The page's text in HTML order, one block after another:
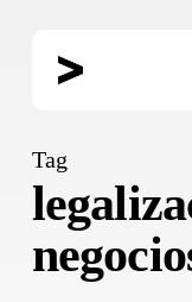
Tag